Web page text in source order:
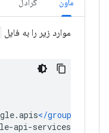
ماون گرادل
موارد زیر را به فایل